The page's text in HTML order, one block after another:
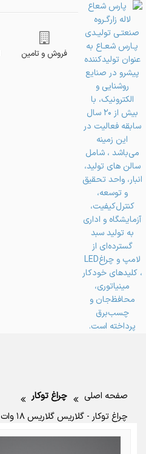
فروش و تامین
صفحه اصلی
چراغ توکار
چراغ توکار - گلاریس گلاریس ۱۸ وات دایره ای پارس شعاع